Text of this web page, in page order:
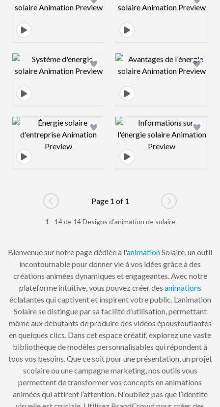
Design preview image Design preview
Design preview image Design preview
Go to previous page
Page 1 of 1
Go to next
1 - 14 de 14 Designs d’animation de solaire
Bienvenue sur notre page dédiée à l'animationSolaire, un outil
incontournable pour donner vie à vos idées grâce à des
créations animées dynamiques et engageantes. Avec notre
plateforme intuitive, vous pouvez créer des animations
éclatantes qui captivent et inspirent votre public. L’animation
Solaire se distingue par sa facilité d’utilisation, permettant
même aux débutants de produire des vidéos époustouflantes
en quelques clics. Dans cet espace créatif, explorez une vaste
bibliothèque de modèles personnalisables qui répondent à
tous vos besoins. Que ce soit pour une présentation, un projet
scolaire ou une campagne marketing, nos outils vous
permettent de transformer vos concepts en animations
animées qui attirent l’attention. N’oubliez pas que l’identité